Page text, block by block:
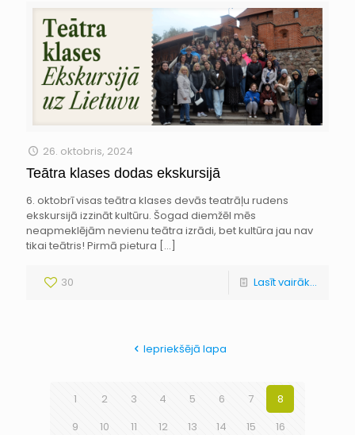
26. oktobris, 2024
Teātra klases dodas ekskursijā
6. oktobrī visas teātra klases devās teatrāļu rudens
ekskursijā izzināt kultūru. Šogad diemžēl mēs
neapmeklējām nevienu teātra izrādi, bet kultūra jau nav
tikai teātris! Pirmā pietura […]
30 Lasīt vairāk...
Iepriekšējā lapa
1 2 3 4 5 6 7
8
9
10 11 12 13 14 15
16